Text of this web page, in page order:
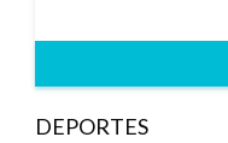
DEPORTES